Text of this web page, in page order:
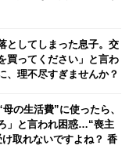
としてしまった息子。交
買ってください」と言わ
、理不尽すぎませんか？
の生活費”に使ったら、
」と言われ困惑…“喪主
取れないですよね？ 香